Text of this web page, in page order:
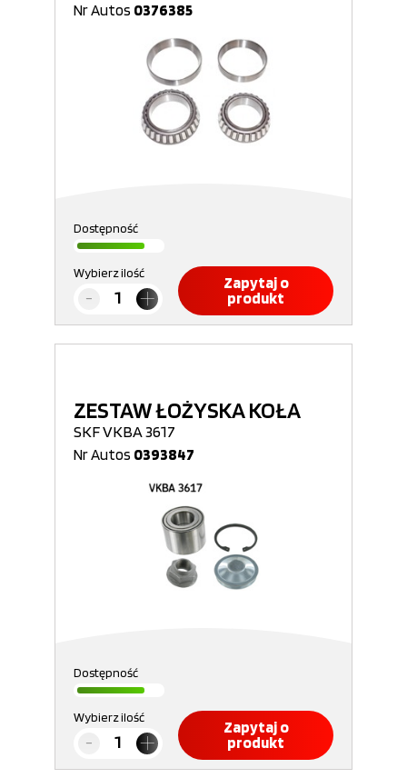
Nr Autos 0376385
Dostępność
Wybierz ilość
Zapytaj o
produkt
ZESTAW ŁOŻYSKA KOŁA
SKF VKBA 3617
Nr Autos 0393847
Dostępność
Wybierz ilość
Zapytaj o
produkt